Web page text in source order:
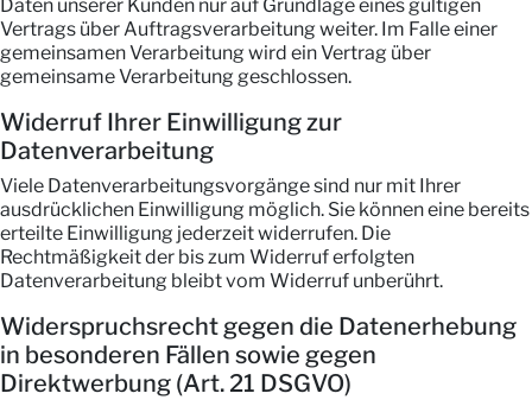
Daten unserer Kunden nur auf Grundlage eines gültigen
Vertrags über Auftragsverarbeitung weiter. Im Falle einer
gemeinsamen Verarbeitung wird ein Vertrag über
gemeinsame Verarbeitung geschlossen.
Widerruf Ihrer Einwilligung zur
Datenverarbeitung
Viele Datenverarbeitungsvorgänge sind nur mit Ihrer
ausdrücklichen Einwilligung möglich. Sie können eine bereits
erteilte Einwilligung jederzeit widerrufen. Die
Rechtmäßigkeit der bis zum Widerruf erfolgten
Datenverarbeitung bleibt vom Widerruf unberührt.
Widerspruchsrecht gegen die Datenerhebung
in besonderen Fällen sowie gegen
Direktwerbung (Art. 21 DSGVO)